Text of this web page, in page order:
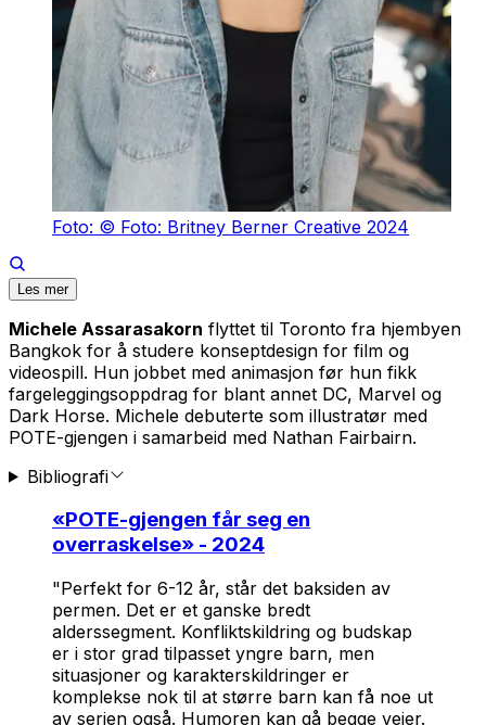
Foto: © Foto: Britney Berner Creative 2024
Les mer
Michele Assarasakorn flyttet til Toronto fra hjembyen
Bangkok for å studere konseptdesign for film og
videospill. Hun jobbet med animasjon før hun fikk
fargeleggingsoppdrag for blant annet DC, Marvel og
Dark Horse. Michele debuterte som illustratør med
POTE-gjengen i samarbeid med Nathan Fairbairn.
Bibliografi
«POTE-gjengen får seg en
overraskelse» - 2024
"Perfekt for 6-12 år, står det baksiden av
permen. Det er et ganske bredt
alderssegment. Konfliktskildring og budskap
er i stor grad tilpasset yngre barn, men
situasjoner og karakterskildringer er
komplekse nok til at større barn kan få noe ut
av serien også. Humoren kan gå begge veier.